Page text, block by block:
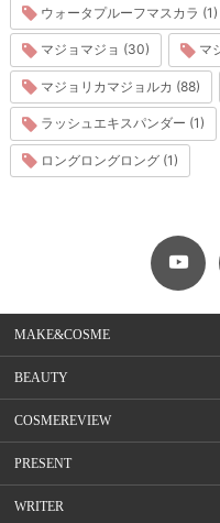
ウォータプルーフマスカラ (1)
マジョマジョ (30) マ
マジョリカマジョルカ (88)
ラッシュエキスパンダー (1)
ロングロングロング (1)
MAKE&COSME
BEAUTY
COSMEREVIEW
PRESENT
WRITER